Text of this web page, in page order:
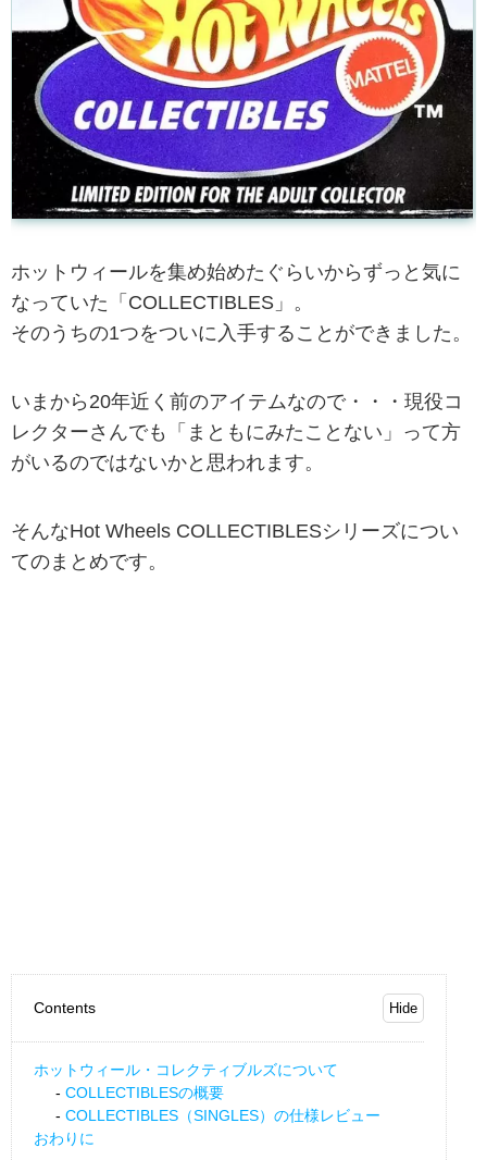
ホットウィールを集め始めたぐらいからずっと気に
なっていた「COLLECTIBLES」。
そのうちの1つをついに入手することができました。
いまから20年近く前のアイテムなので・・・現役コ
レクターさんでも「まともにみたことない」って方
がいるのではないかと思われます。
そんなHot Wheels COLLECTIBLESシリーズについ
てのまとめです。
Contents
ホットウィール・コレクティブルズについて
COLLECTIBLESの概要
COLLECTIBLES（SINGLES）の仕様レビュー
おわりに